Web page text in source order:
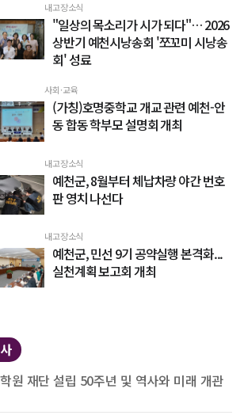
내고장소식
"일상의 목소리가 시가 되다"… 2026
상반기 예천시낭송회 '쪼꼬미 시낭송
회' 성료
사회·교육
(가칭)호명중학교 개교 관련 예천-안
동 합동 학부모 설명회 개최
내고장소식
예천군, 8월부터 체납차량 야간 번호
판 영치 나선다
내고장소식
예천군, 민선 9기 공약실행 본격화...
실천계획 보고회 개최
원 재단 설립 50주년 및 역사와 미래 개관